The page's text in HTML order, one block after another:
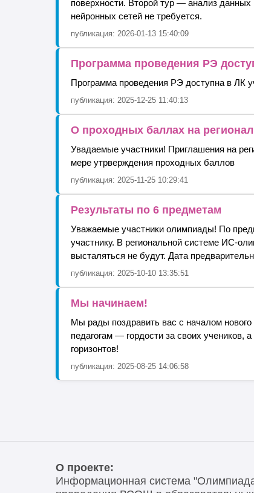
поверхности. Второй тур — анализ
нейронных сетей не требуется.
публикация: 2026-01-13 15:40:09
Программа проведения РЭ
Программа проведения РЭ доступна в ЛК
публикация: 2025-12-25 11:40:13
О проходных баллах на
Увадаемые участники! Приглашения на
мере утрверждения проходных баллов
публикация: 2025-11-25 10:29:41
Результаты по 6 предметам
Уважаемые участники олимпиады! По
участнику. В региональной системе ИС-
высталяться не будут. Дата
публикация: 2025-10-10 13:35:51
Мы начинаем!
Мы рады поздравить вас с началом
педагогам — гордости за своих учеников,
горизонтов!
публикация: 2025-08-25 14:06:58
О проекте:
Информационная система